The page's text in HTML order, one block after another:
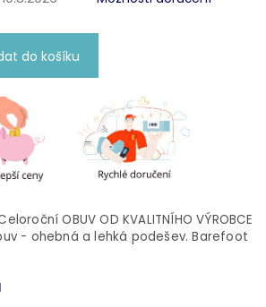
do košíku
OBUV OD KVALITNÍHO VÝROBCE
- ohebná a lehká podešev. Barefoot